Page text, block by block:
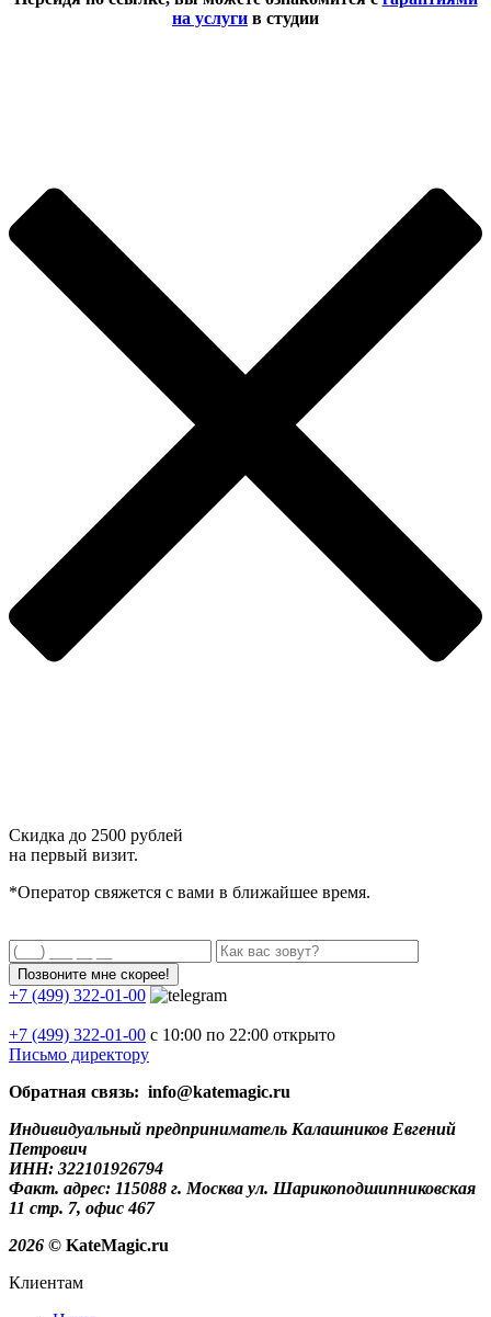
на услуги в студии
Скидка до 2500 рублей
на первый визит.
*Оператор свяжется с вами в ближайшее время.
+7 (499) 322-01-00
+7 (499) 322-01-00 с 10:00 по 22:00 открыто
Письмо директору
Обратная связь: info@katemagic.ru
Индивидуальный предприниматель Калашников Евгений
Петрович
ИНН: 322101926794
Факт. адрес: 115088 г. Москва ул. Шарикоподшипниковская
11 стр. 7, офис 467
2026 © KateMagic.ru
Клиентам